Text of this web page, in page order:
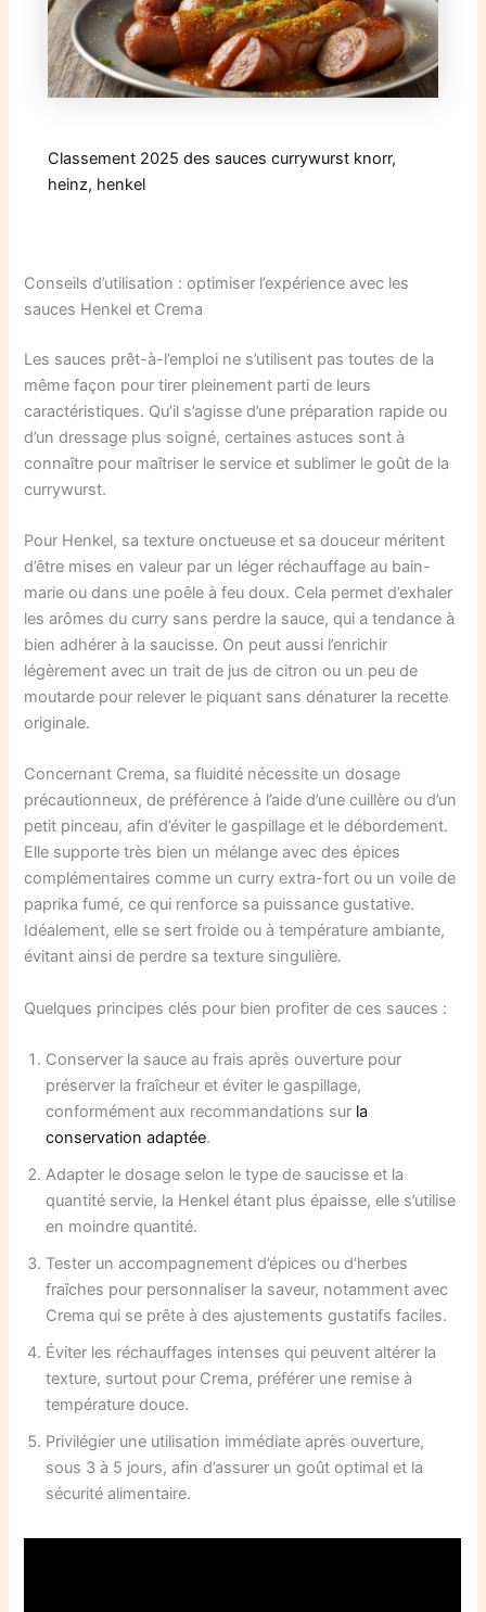
Classement 2025 des sauces currywurst knorr,
heinz, henkel
Conseils d’utilisation : optimiser l’expérience avec les
sauces Henkel et Crema
Les sauces prêt-à-l’emploi ne s’utilisent pas toutes de la
même façon pour tirer pleinement parti de leurs
caractéristiques. Qu’il s’agisse d’une préparation rapide ou
d’un dressage plus soigné, certaines astuces sont à
connaître pour maîtriser le service et sublimer le goût de la
currywurst.
Pour Henkel, sa texture onctueuse et sa douceur méritent
d’être mises en valeur par un léger réchauffage au bain-
marie ou dans une poêle à feu doux. Cela permet d’exhaler
les arômes du curry sans perdre la sauce, qui a tendance à
bien adhérer à la saucisse. On peut aussi l’enrichir
légèrement avec un trait de jus de citron ou un peu de
moutarde pour relever le piquant sans dénaturer la recette
originale.
Concernant Crema, sa fluidité nécessite un dosage
précautionneux, de préférence à l’aide d’une cuillère ou d’un
petit pinceau, afin d’éviter le gaspillage et le débordement.
Elle supporte très bien un mélange avec des épices
complémentaires comme un curry extra-fort ou un voile de
paprika fumé, ce qui renforce sa puissance gustative.
Idéalement, elle se sert froide ou à température ambiante,
évitant ainsi de perdre sa texture singulière.
Quelques principes clés pour bien profiter de ces sauces :
Conserver la sauce au frais après ouverture pour
préserver la fraîcheur et éviter le gaspillage,
conformément aux recommandations sur la
conservation adaptée.
Adapter le dosage selon le type de saucisse et la
quantité servie, la Henkel étant plus épaisse, elle s’utilise
en moindre quantité.
Tester un accompagnement d’épices ou d’herbes
fraîches pour personnaliser la saveur, notamment avec
Crema qui se prête à des ajustements gustatifs faciles.
Éviter les réchauffages intenses qui peuvent altérer la
texture, surtout pour Crema, préférer une remise à
température douce.
Privilégier une utilisation immédiate après ouverture,
sous 3 à 5 jours, afin d’assurer un goût optimal et la
sécurité alimentaire.